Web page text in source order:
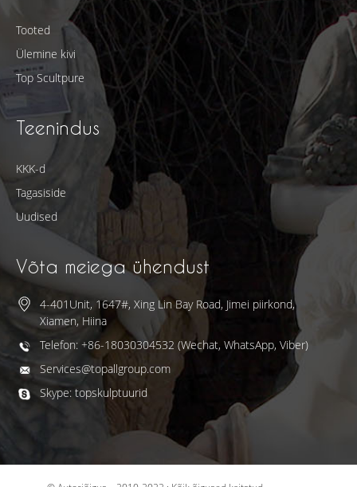
Tooted
Ülemine kivi
Top Scultpure
Teenindus
KKK-d
Tagasiside
Uudised
Võta meiega ühendust
4-401Unit, 1647#, Xing Lin Bay Road, Jimei piirkond,
Xiamen, Hiina
Telefon: +86-18030304532 (Wechat, WhatsApp, Viber)
Services@topallgroup.com
Skype: topskulptuurid